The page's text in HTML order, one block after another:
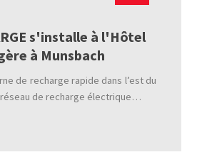
s'installe à l'Hôtel
à Munsbach
de recharge rapide dans l’est du
réseau de recharge électrique…